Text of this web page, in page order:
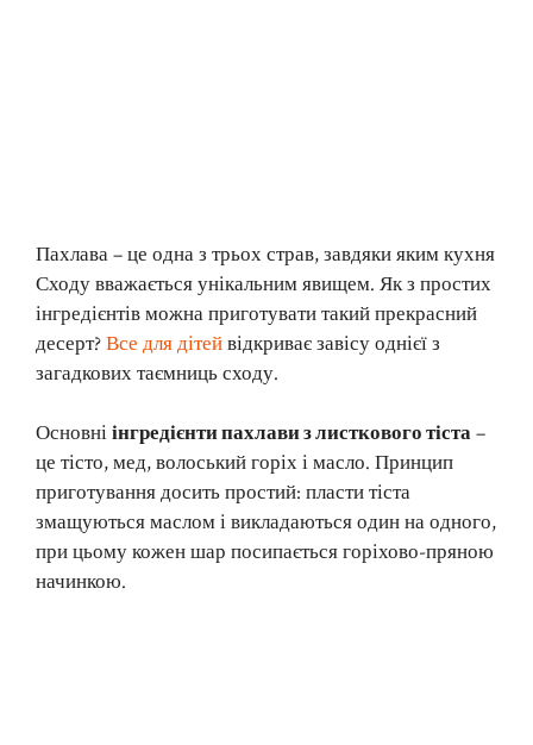
Пахлава – це одна з трьох страв, завдяки яким кухня
Сходу вважається унікальним явищем. Як з простих
інгредієнтів можна приготувати такий прекрасний
десерт?Все для дітейвідкриває завісу однієї з
загадкових таємниць сходу.
Основніінгредієнти пахлави з листкового тіста–
це тісто, мед, волоський горіх і масло. Принцип
приготування досить простий: пласти тіста
змащуються маслом і викладаються один на одного,
при цьому кожен шар посипається горіхово-пряною
начинкою.